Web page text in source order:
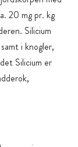
20 mg pr. kg
Silicium
i knogler,
Silicium er